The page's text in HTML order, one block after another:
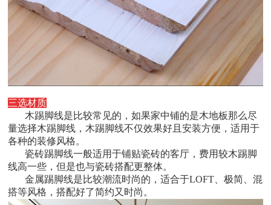
三选材质
木踢脚线是比较常见的，如果家中铺的是木地板那么尽
量选择木踢脚线，木踢脚线不仅效果好且安装方便，适用于
各种的装修风格。
瓷砖踢脚线一般适用于铺贴瓷砖的客厅，费用较木踢脚
线高一些，但是也与瓷砖搭配更整体。
金属踢脚线是比较潮流时尚的，适合于LOFT 、极简、混
搭等风格，搭配好了简约又时尚。